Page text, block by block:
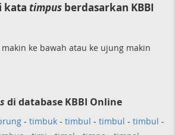
kata timpus berdasarkan KBBI
makin ke bawah atau ke ujung makin
di database KBBI Online
- timbuk - timbul - timbul - timbul -